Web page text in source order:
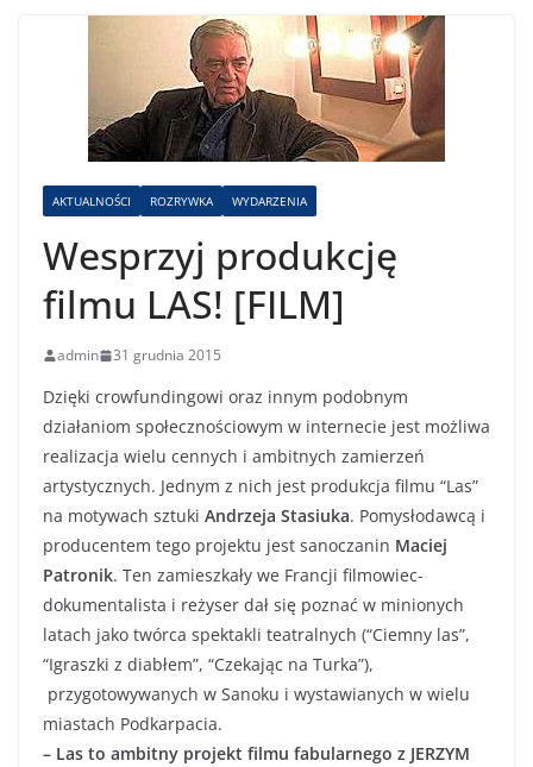
AKTUALNOŚCI ROZRYWKA WYDARZENIA
Wesprzyj produkcję
filmu LAS! [FILM]
admin 31 grudnia 2015
Dzięki crowfundingowi oraz innym podobnym
działaniom społecznościowym w internecie jest możliwa
realizacja wielu cennych i ambitnych zamierzeń
artystycznych. Jednym z nich jest produkcja filmu “Las”
na motywach sztuki Andrzeja Stasiuka. Pomysłodawcą i
producentem tego projektu jest sanoczanin Maciej
Patronik. Ten zamieszkały we Francji filmowiec-
dokumentalista i reżyser dał się poznać w minionych
latach jako twórca spektakli teatralnych (“Ciemny las”,
“Igraszki z diabłem”, “Czekając na Turka”),
przygotowywanych w Sanoku i wystawianych w wielu
miastach Podkarpacia.
– Las to ambitny projekt filmu fabularnego z JERZYM